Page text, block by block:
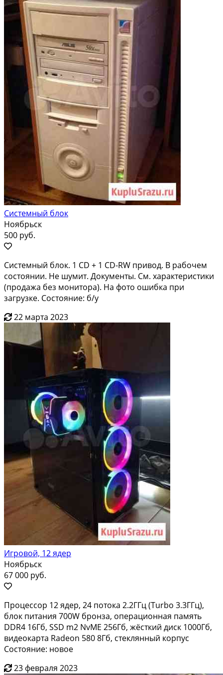
Системный блок
Ноябрьск
500 руб.
Системный блок. 1 CD + 1 CD-RW привод. В рабочем
состоянии. Не шумит. Документы. См. характеристики
(продажа без монитора). На фото ошибка при
загрузке. Состояние: б/у
22 марта 2023
Игровой, 12 ядер
Ноябрьск
67 000 руб.
Процессор 12 ядер, 24 потока 2.2ГГц (Turbo 3.3ГГц),
блок питания 700W бронза, операционная память
DDR4 16Гб, SSD m2 NvME 256Гб, жёсткий диск 1000Гб,
видеокарта Radeon 580 8Гб, стеклянный корпус
Состояние: новое
23 февраля 2023